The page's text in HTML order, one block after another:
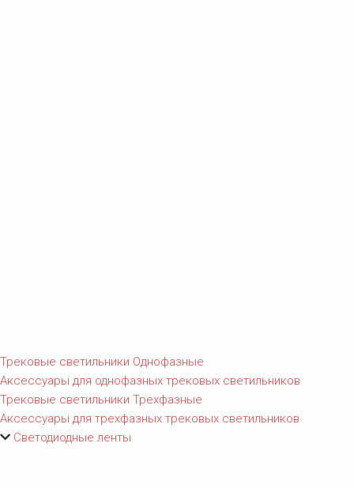
Трековые светильники Однофазные
Аксессуары для однофазных трековых светильников
Трековые светильники Трехфазные
Аксессуары для трехфазных трековых светильников
Светодиодные ленты